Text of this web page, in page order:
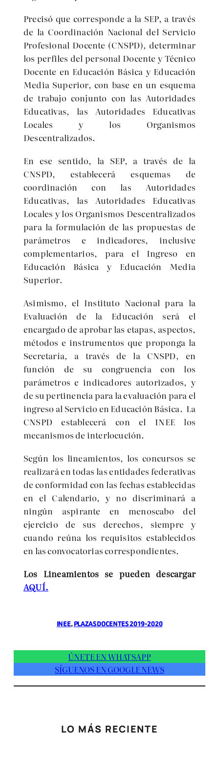
Precisó que corresponde a la SEP, a través
de la Coordinación Nacional del Servicio
Profesional Docente (CNSPD), determinar
los perfiles del personal Docente y Técnico
Docente en Educación Básica y Educación
Media Superior, con base en un esquema
de trabajo conjunto con las Autoridades
Educativas, las Autoridades Educativas
Locales y los Organismos
Descentralizados.
En ese sentido, la SEP, a través de la
CNSPD, establecerá esquemas de
coordinación con las Autoridades
Educativas, las Autoridades Educativas
Locales y los Organismos Descentralizados
para la formulación de las propuestas de
parámetros e indicadores, inclusive
complementarios, para el Ingreso en
Educación Básica y Educación Media
Superior.
Asimismo, el Instituto Nacional para la
Evaluación de la Educación será el
encargado de aprobar las etapas, aspectos,
métodos e instrumentos que proponga la
Secretaría, a través de la CNSPD, en
función de su congruencia con los
parámetros e indicadores autorizados, y
de su pertinencia para la evaluación para el
ingreso al Servicio en Educación Básica. La
CNSPD establecerá con el INEE los
mecanismos de interlocución.
Según los lineamientos, los concursos se
realizará en todas las entidades federativas
de conformidad con las fechas establecidas
en el Calendario, y no discriminará a
ningún aspirante en menoscabo del
ejercicio de sus derechos, siempre y
cuando reúna los requisitos establecidos
en las convocatorias correspondientes.
Los Lineamientos se pueden descargar
AQUÍ.
INEE, PLAZAS DOCENTES 2019-2020
ÚNETE EN WHATSAPP
SÍGUENOS EN GOOGLE NEWS
LO MÁS RECIENTE